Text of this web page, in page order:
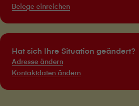
Belege einreichen
Hat sich Ihre Situation geändert?
Adresse ändern
Kontaktdaten ändern